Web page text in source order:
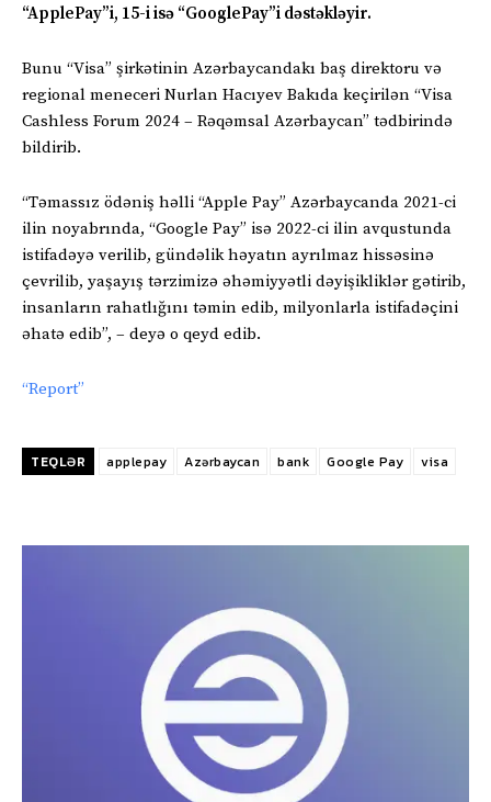
“ApplePay”i, 15-i isə “GooglePay”i dəstəkləyir.
Bunu “Visa” şirkətinin Azərbaycandakı baş direktoru və
regional meneceri Nurlan Hacıyev Bakıda keçirilən “Visa
Cashless Forum 2024 – Rəqəmsal Azərbaycan” tədbirində
bildirib.
“Təmassız ödəniş həlli “Apple Pay” Azərbaycanda 2021-ci
ilin noyabrında, “Google Pay” isə 2022-ci ilin avqustunda
istifadəyə verilib, gündəlik həyatın ayrılmaz hissəsinə
çevrilib, yaşayış tərzimizə əhəmiyyətli dəyişikliklər gətirib,
insanların rahatlığını təmin edib, milyonlarla istifadəçini
əhatə edib”, – deyə o qeyd edib.
“Report”
TEQLƏR applepay Azərbaycan bank Google Pay visa